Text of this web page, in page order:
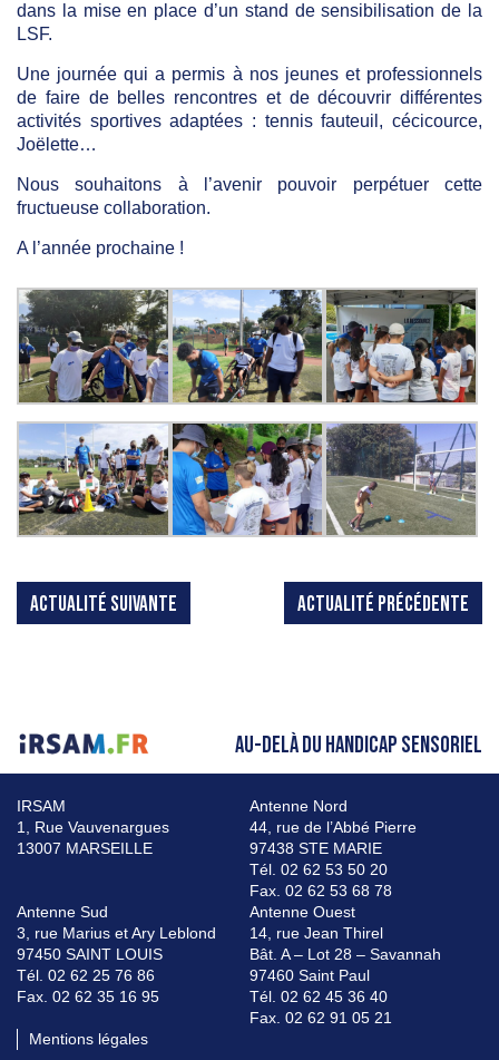
dans la mise en place d’un stand de sensibilisation de la
LSF.
Une journée qui a permis à nos jeunes et professionnels
de faire de belles rencontres et de découvrir différentes
activités sportives adaptées : tennis fauteuil, cécicource,
Joëlette…
Nous souhaitons à l’avenir pouvoir perpétuer cette
fructueuse collaboration.
A l’année prochaine !
ACTUALITÉ SUIVANTE ACTUALITÉ PRÉCÉDENTE
AU-DELÀ DU HANDICAP SENSORIEL
IRSAM
1, Rue Vauvenargues
13007 MARSEILLE
Antenne Nord
44, rue de l’Abbé Pierre
97438 STE MARIE
Tél. 02 62 53 50 20
Fax. 02 62 53 68 78
Antenne Sud
3, rue Marius et Ary Leblond
97450 SAINT LOUIS
Tél. 02 62 25 76 86
Fax. 02 62 35 16 95
Antenne Ouest
14, rue Jean Thirel
Bât. A – Lot 28 – Savannah
97460 Saint Paul
Tél. 02 62 45 36 40
Fax. 02 62 91 05 21
Mentions légales